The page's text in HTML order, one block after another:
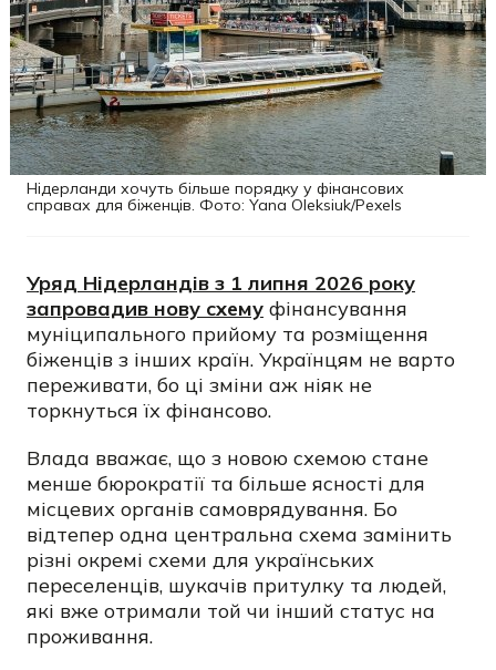
Нідерланди хочуть більше порядку у фінансових
справах для біженців. Фото: Yana Oleksiuk/Pexels
Уряд Нідерландів з 1 липня 2026 року
запровадив нову схему фінансування
муніципального прийому та розміщення
біженців з інших країн. Українцям не варто
переживати, бо ці зміни аж ніяк не
торкнуться їх фінансово.
Влада вважає, що з новою схемою стане
менше бюрократії та більше ясності для
місцевих органів самоврядування. Бо
відтепер одна центральна схема замінить
різні окремі схеми для українських
переселенців, шукачів притулку та людей,
які вже отримали той чи інший статус на
проживання.